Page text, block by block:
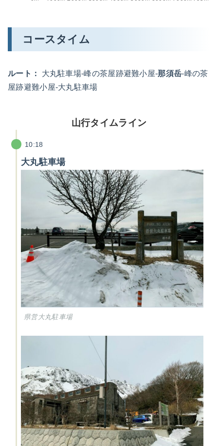
コースタイム
ルート： 大丸駐車場-峰の茶屋跡避難小屋-那須岳-峰の茶
屋跡避難小屋-大丸駐車場
山行タイムライン
10:18
大丸駐車場
県営大丸駐車場